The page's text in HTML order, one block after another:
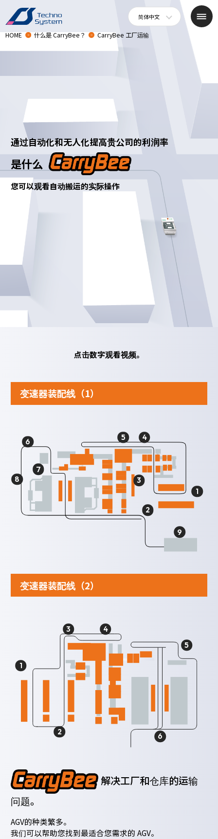
简体中文
HOME 什么是 CarryBee？ CarryBee 工厂运输
通过自动化和无人化提高贵公司的利润率
是什么
您可以观看自动搬运的实际操作
点击数字观看视频。
变速器装配线（1）
1
2
3
4
5
6
7
8
9
变速器装配线（2）
1
2
3
4
5
6
解决工厂和仓库的运输
问题。
AGV的种类繁多。
我们可以帮助您找到最适合您需求的 AGV。